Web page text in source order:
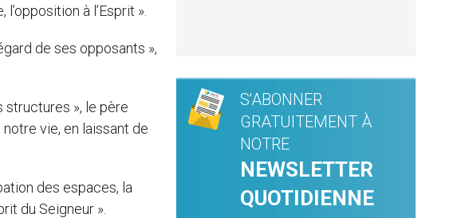
à l’Esprit ».
de ses opposants »,
structures », le père
vie, en laissant de
des espaces, la
du Seigneur ».
S'ABONNER
GRATUITEMENT À
NOTRE
NEWSLETTER
QUOTIDIENNE